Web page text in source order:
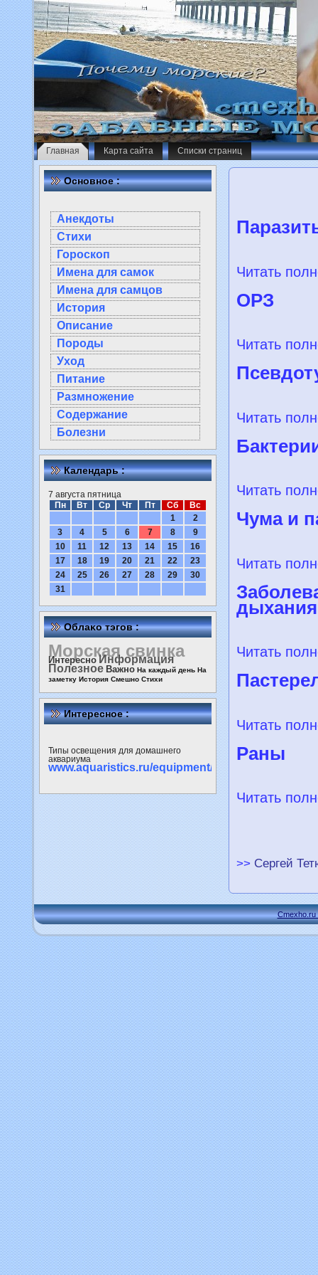
Главная Карта сайта Списки страниц
Основное :
Анекдоты
Стихи
Гороскоп
Имена для самок
Имена для самцов
История
Описание
Породы
Уход
Питание
Размножение
Содержание
Болезни
Календарь :
7 августа пятница
Пн
Вт Ср Чт Пт Сб
Вс
1
2
3
4 5 6 7 8
9
10
11 12 13 14 15
16
17
18 19 20 21 22
23
24
25 26 27 28 29
30
31
Облаκо тэгов :
Морская свинка
Интересно Информация
Полезное Важно На каждый день На
заметку История Смешно Стихи
Интересное :
Типы освещения для домашнего
аквариума
www.aquaristics.ru/equipment/light
Читать
ОРЗ
Читать
Читать
Читать
Чума и
Читать
Читать
Читать
Раны
Читать
>> Сергей
Cmexho.ru